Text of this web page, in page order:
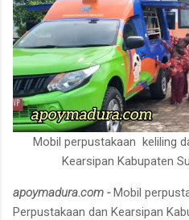
Mobil perpustakaan keliling
Kearsipan Kabupaten
apoymadura.com -Mobil
Perpustakaan dan Kearsipan